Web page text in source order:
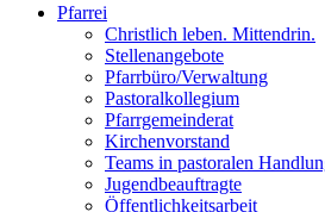
Pfarrei
Christlich leben. Mittendrin.
Stellenangebote
Pfarrbüro/Verwaltung
Pastoralkollegium
Pfarrgemeinderat
Kirchenvorstand
Teams in pastoralen
Jugendbeauftragte
Öffentlichkeitsarbeit